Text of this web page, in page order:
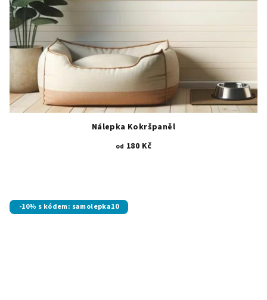
Nálepka Kokršpaněl
od 180 Kč
-10% s kódem: samolepka10